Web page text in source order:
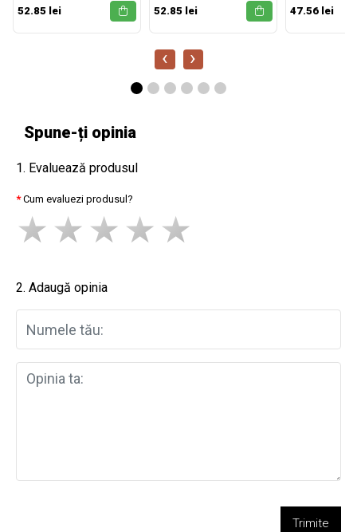
52.85 lei 52.85 lei 47.56 lei
‹ ›
Spune-ți opinia
1. Evaluează produsul
Cum evaluezi produsul?
2. Adaugă opinia
Trimite